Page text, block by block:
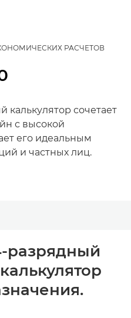
РАСЧЕТОВ
калькулятор сочетает
с высокой
его идеальным
и частных лиц.
разрядный